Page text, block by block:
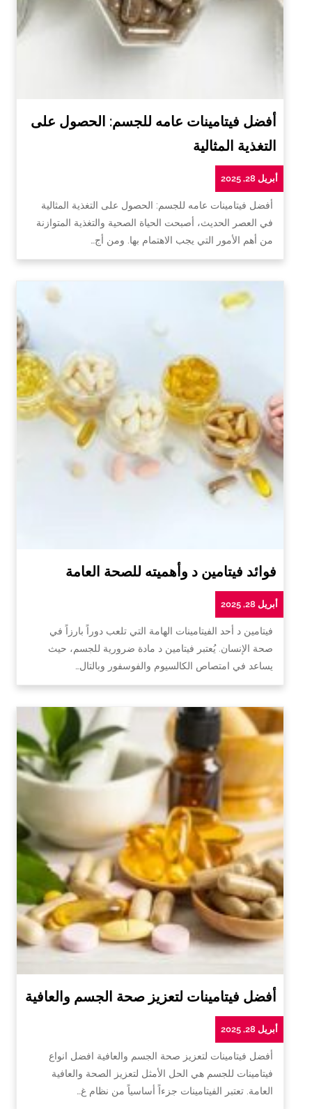
أفضل فيتامينات عامه للجسم: الحصول على
التغذية المثالية
أبريل 28, 2025
أفضل فيتامينات عامه للجسم: الحصول على التغذية المثالية
في العصر الحديث، أصبحت الحياة الصحية والتغذية المتوازنة
من أهم الأمور التي يجب الاهتمام بها. ومن أج…
فوائد فيتامين د وأهميته للصحة العامة
أبريل 28, 2025
فيتامين د أحد الفيتامينات الهامة التي تلعب دوراً بارزاً في
صحة الإنسان. يُعتبر فيتامين د مادة ضرورية للجسم، حيث
يساعد في امتصاص الكالسيوم والفوسفور وبالتال…
أفضل فيتامينات لتعزيز صحة الجسم والعافية
أبريل 28, 2025
أفضل فيتامينات لتعزيز صحة الجسم والعافية افضل انواع
فيتامينات للجسم هي الحل الأمثل لتعزيز الصحة والعافية
العامة. تعتبر الفيتامينات جزءاً أساسياً من نظام غ…